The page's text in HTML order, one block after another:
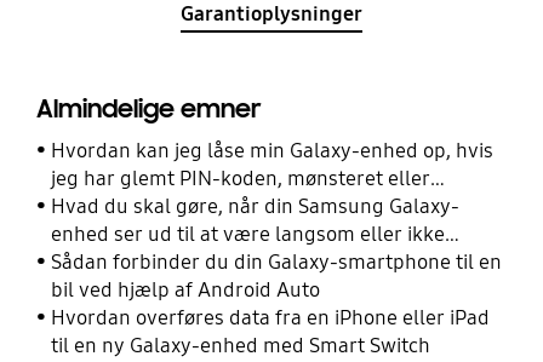
Garantioplysninger
Almindelige emner
Hvordan kan jeg låse min Galaxy-enhed op, hvis
jeg har glemt PIN-koden, mønsteret eller
adgangskoden?
Hvad du skal gøre, når din Samsung Galaxy-
enhed ser ud til at være langsom eller ikke
reagerer
Sådan forbinder du din Galaxy-smartphone til en
bil ved hjælp af Android Auto
Hvordan overføres data fra en iPhone eller iPad
til en ny Galaxy-enhed med Smart Switch